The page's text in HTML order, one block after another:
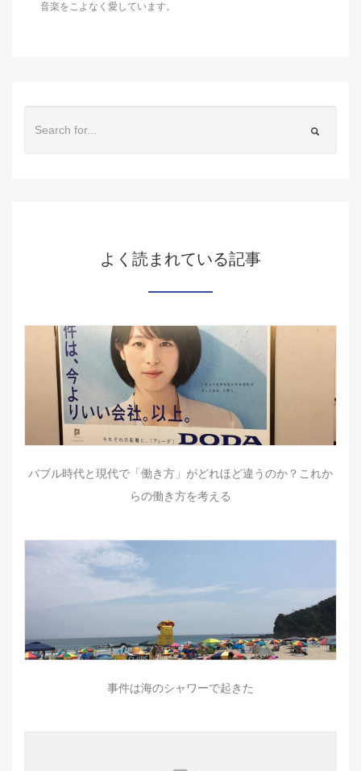
音楽をこよなく愛しています。
よく読まれている記事
バブル時代と現代で「働き方」がどれほど違うのか？これか
らの働き方を考える
事件は海のシャワーで起きた